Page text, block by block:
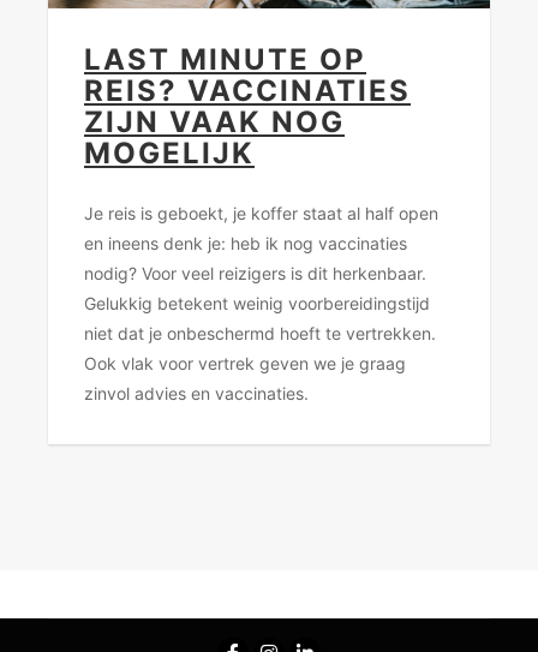
LAST MINUTE OP
REIS? VACCINATIES
ZIJN VAAK NOG
MOGELIJK
Je reis is geboekt, je koffer staat al half open
en ineens denk je: heb ik nog vaccinaties
nodig? Voor veel reizigers is dit herkenbaar.
Gelukkig betekent weinig voorbereidingstijd
niet dat je onbeschermd hoeft te vertrekken.
Ook vlak voor vertrek geven we je graag
zinvol advies en vaccinaties.